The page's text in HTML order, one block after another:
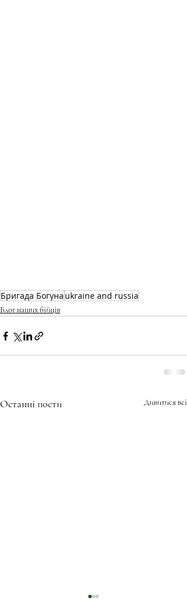
Бригада Богуна ukraine and russia
Блог наших бійців
Останні пости Дивитися всі